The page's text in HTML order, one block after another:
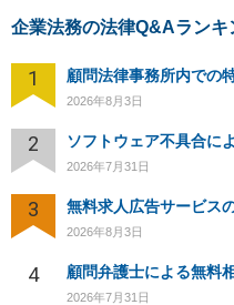
企業法務の法律Q&Aランキ
1
2026年8月3日
2
2026年7月31日
3
2026年8月3日
4 顧問弁護士による無料
2026年7月31日